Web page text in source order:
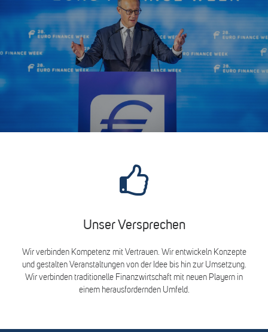
Unser Versprechen
Wir verbinden Kompetenz mit Vertrauen. Wir entwickeln Konzepte
und gestalten Veranstaltungen von der Idee bis hin zur Umsetzung.
Wir verbinden traditionelle Finanzwirtschaft mit neuen Playern in
einem herausfordernden Umfeld.